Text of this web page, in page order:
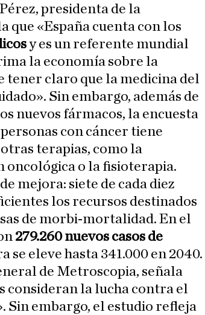
presidenta de la
que «España cuenta con los
y es un referente mundial
la economía sobre la
tener claro que la medicina del
Sin embargo, además de
nuevos fármacos, la encuesta
con cáncer tiene
terapias, como la
o la fisioterapia.
mejora: siete de cada diez
los recursos destinados
de morbi-mortalidad. En el
279.260 nuevos casos de
se eleve hasta 341.000 en 2040.
de Metroscopia, señala
consideran la lucha contra el
Sin embargo, el estudio refleja